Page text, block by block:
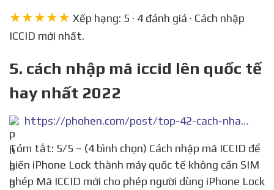
★★★★★ Xếp hạng: 5 · 4 đánh giá · Cách nhập
ICCID mới nhất.
5. cách nhập mã iccid lên quốc tế
hay nhất 2022
https://phohen.com/post/top-42-cach-nhap-ma-iccid-len-quoc-te-hay-nhat-2022/4628497
Tóm tắt: 5/5 – (4 bình chọn) Cách nhập mã ICCID để
biến iPhone Lock thành máy quốc tế không cần SIM
ghép Mã ICCID mới cho phép người dùng iPhone Lock